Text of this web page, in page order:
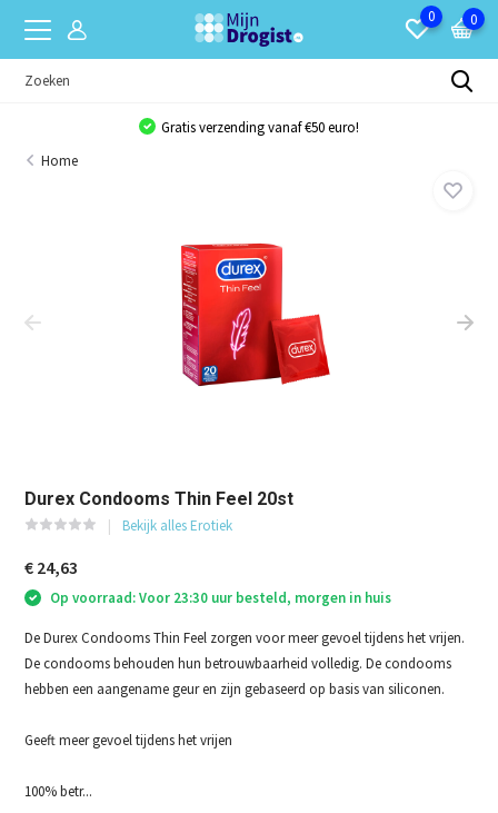
0 0
Gratis verzending vanaf €50 euro!
Home
Durex Condooms Thin Feel 20st
Bekijk alles Erotiek
€ 24,63
Op voorraad: Voor 23:30 uur besteld, morgen in huis
De Durex Condooms Thin Feel zorgen voor meer gevoel tijdens het vrijen.
De condooms behouden hun betrouwbaarheid volledig. De condooms
hebben een aangename geur en zijn gebaseerd op basis van siliconen.
Geeft meer gevoel tijdens het vrijen
100% betr...